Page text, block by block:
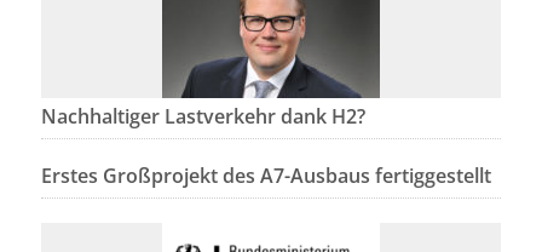
Nachhaltiger Lastverkehr dank H2?
Erstes Großprojekt des A7-Ausbaus fertiggestellt